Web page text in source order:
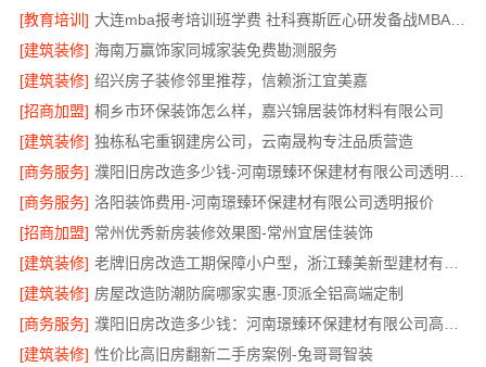
[教育培训]
大连mba报考培训班学费 社科赛斯匠心研发备战MBA考研
[建筑装修] 海南万赢饰家同城家装免费勘测服务
[建筑装修] 绍兴房子装修邻里推荐，信赖浙江宜美嘉
[招商加盟] 桐乡市环保装饰怎么样，嘉兴锦居装饰材料有限公司
[建筑装修] 独栋私宅重钢建房公司，云南晟构专注品质营造
[商务服务]
[商务服务] 洛阳装饰费用-河南璟臻环保建材有限公司透明报价
[招商加盟] 常州优秀新房装修效果图-常州宜居佳装饰
[建筑装修]
[建筑装修] 房屋改造防潮防腐哪家实惠-顶派全铝高端定制
[商务服务]
[建筑装修] 性价比高旧房翻新二手房案例-兔哥哥智装